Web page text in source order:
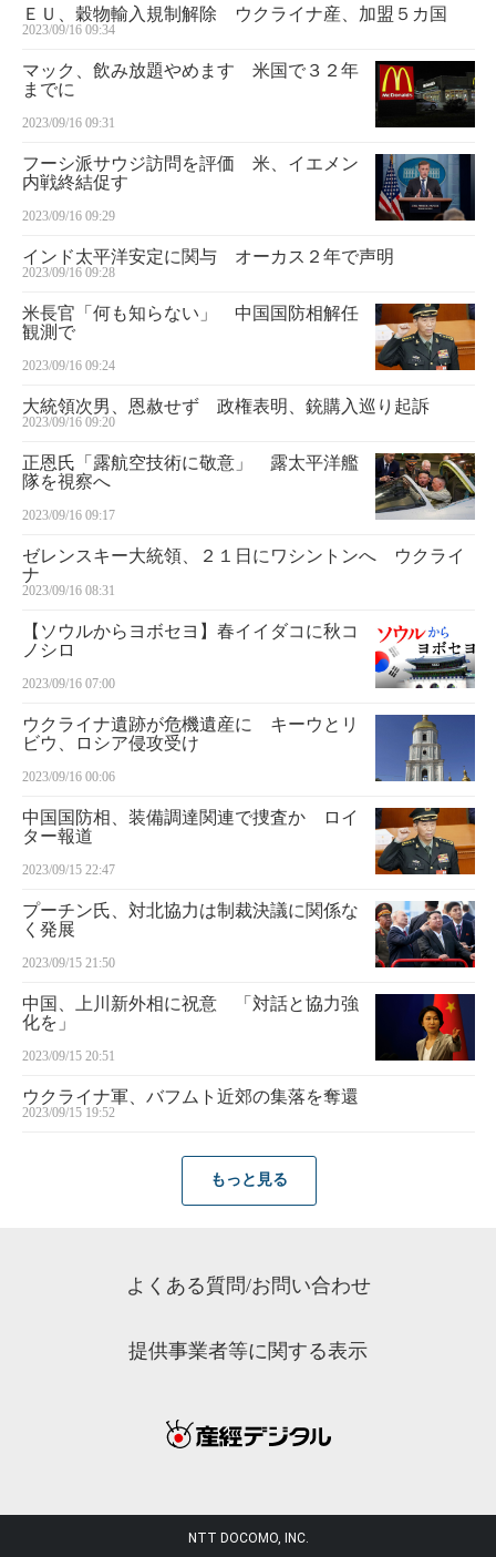
ＥＵ、穀物輸入規制解除 ウクライナ産、加盟５カ国
2023/09/16 09:34
マック、飲み放題やめます 米国で３２年
までに
2023/09/16 09:31
フーシ派サウジ訪問を評価 米、イエメン
内戦終結促す
2023/09/16 09:29
インド太平洋安定に関与 オーカス２年で声明
2023/09/16 09:28
米長官「何も知らない」 中国国防相解任
観測で
2023/09/16 09:24
大統領次男、恩赦せず 政権表明、銃購入巡り起訴
2023/09/16 09:20
正恩氏「露航空技術に敬意」 露太平洋艦
隊を視察へ
2023/09/16 09:17
ゼレンスキー大統領、２１日にワシントンへ ウクライ
ナ
2023/09/16 08:31
【ソウルからヨボセヨ】春イイダコに秋コ
ノシロ
2023/09/16 07:00
ウクライナ遺跡が危機遺産に キーウとリ
ビウ、ロシア侵攻受け
2023/09/16 00:06
中国国防相、装備調達関連で捜査か ロイ
ター報道
2023/09/15 22:47
プーチン氏、対北協力は制裁決議に関係な
く発展
2023/09/15 21:50
中国、上川新外相に祝意 「対話と協力強
化を」
2023/09/15 20:51
ウクライナ軍、バフムト近郊の集落を奪還
2023/09/15 19:52
もっと見る
よくある質問/お問い合わせ
提供事業者等に関する表示
NTT DOCOMO, INC.